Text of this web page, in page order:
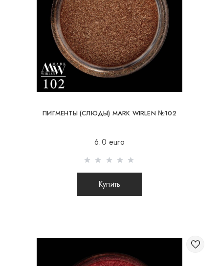
перевозчика, интернет магазин не несет
ответственности за сохранность и целостность
ПИГМЕНТЫ (СЛЮДЫ) MARK WIRLEN №102
6.0 euro
Купить